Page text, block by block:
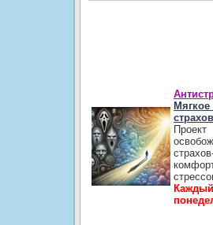
страхов
Проект
Каждый